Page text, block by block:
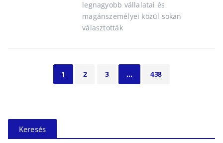
legnagyobb vállalatai és
magánszemélyei közül sokan
választották
1 2 3 … 438
Keresés